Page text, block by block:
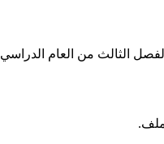
من العام الدراسي 2019/2020